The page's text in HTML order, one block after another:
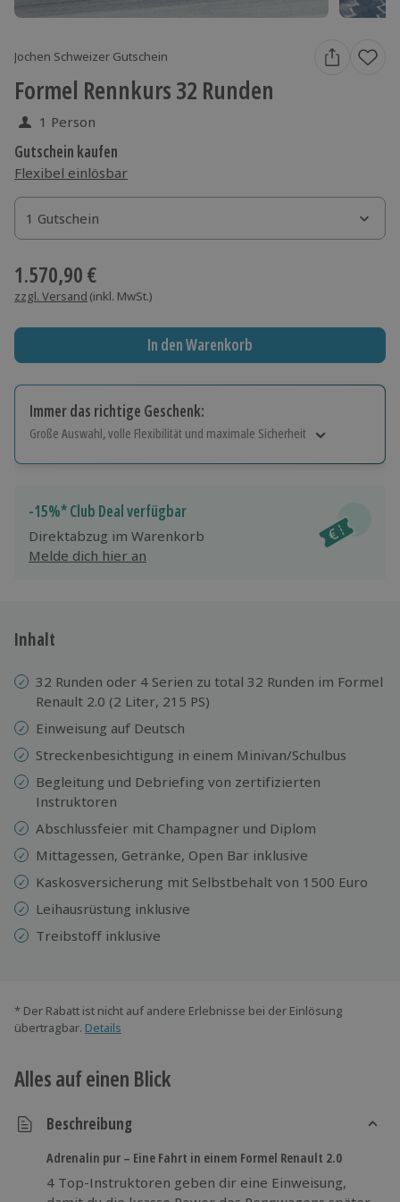
Jochen Schweizer Gutschein
Formel Rennkurs 32 Runden
1 Person
Gutschein kaufen
Flexibel einlösbar
1 Gutschein
1 Gutschein
1 Gutschein
1.570,90 €
zzgl. Versand (inkl. MwSt.)
In den Warenkorb
Immer das richtige Geschenk:
Große Auswahl, volle Flexibilität und maximale Sicherheit
Jeder Gutschein für alle Erlebnisse einlösbar.
Maximale Sicherheit
10 Jahre gültig & verlängerbar.
-15%* Club Deal verfügbar
Direktabzug im Warenkorb
Melde dich hier an
Inhalt
32 Runden oder 4 Serien zu total 32 Runden im Formel
Renault 2.0 (2 Liter, 215 PS)
Einweisung auf Deutsch
Streckenbesichtigung in einem Minivan/Schulbus
Begleitung und Debriefing von zertifizierten
Instruktoren
Abschlussfeier mit Champagner und Diplom
Mittagessen, Getränke, Open Bar inklusive
Kaskosversicherung mit Selbstbehalt von 1500 Euro
Leihausrüstung inklusive
Treibstoff inklusive
* Der Rabatt ist nicht auf andere Erlebnisse bei der Einlösung
übertragbar. Details
Alles auf einen Blick
Beschreibung
Adrenalin pur – Eine Fahrt in einem Formel Renault 2.0
4 Top-Instruktoren geben dir eine Einweisung,